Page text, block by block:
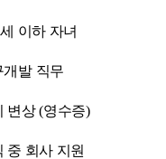
이하 자녀
개발 직무
변상 (영수증)
중 회사 지원